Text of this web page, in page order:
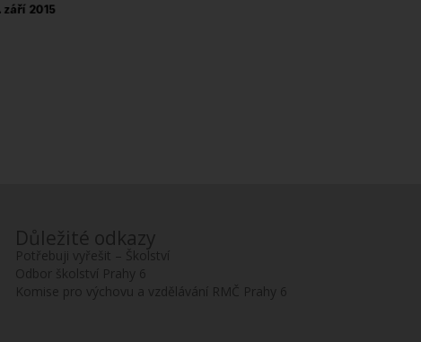
Důležité odkazy
Potřebuji vyřešit – Školství
Odbor školství Prahy 6
Komise pro výchovu a vzdělávání RMČ Prahy 6